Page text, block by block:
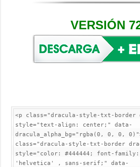
VERSIÓN
<p class="dracula-style-txt-border
style="text-align: center;" data-
dracula_alpha_bg="rgba(0, 0, 0,
class="dracula-style-txt-border
style="color: #444444; font-
'helvetica' , sans-serif;" data-